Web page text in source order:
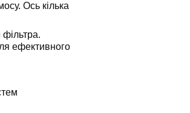
Ось кілька
ефективного